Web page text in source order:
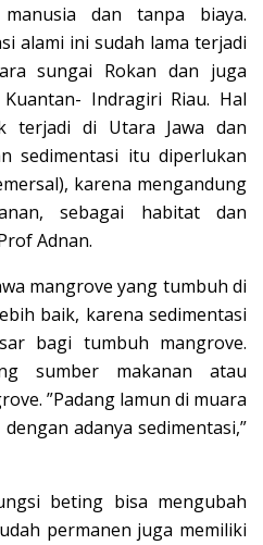
dan tanpa biaya.
alami ini sudah lama terjadi
sungai Rokan dan juga
Indragiri Riau. Hal
terjadi di Utara Jawa dan
sedimentasi itu diperlukan
karena mengandung
sebagai habitat dan
Adnan.
mangrove yang tumbuh di
baik, karena sedimentasi
bagi tumbuh mangrove.
sumber makanan atau
”Padang lamun di muara
adanya sedimentasi,”
beting bisa mengubah
permanen juga memiliki